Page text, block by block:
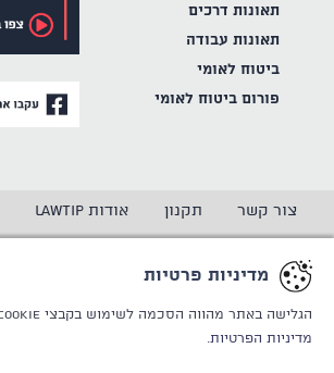
תאונות דרכים
תאונות עבודה
ביטוח לאומי
פורום ביטוח לאומי
צור קשר תקנון אודות LAWTIP
מדיניות פרטיות
הגלישה באתר מהווה הסכמה לשימוש בקבצי Cookie
מדיניות הפרטיות.